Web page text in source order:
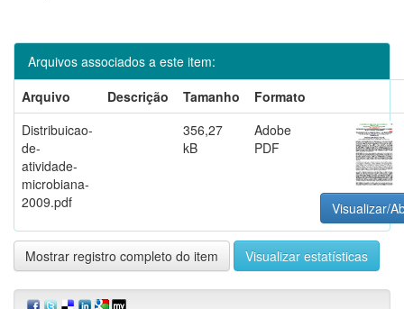
Arquivos associados a este item:
Arquivo
Descrição Tamanho
Formato
Distribuicao-
de-
atividade-
microbiana-
2009.pdf
356,27
kB
Adobe
PDF
Visualizar/
Mostrar registro completo do item Visualizar estatísticas